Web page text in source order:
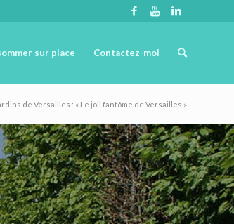
sur place Contactez-moi
de Versailles : « Le joli fantôme de Versailles »